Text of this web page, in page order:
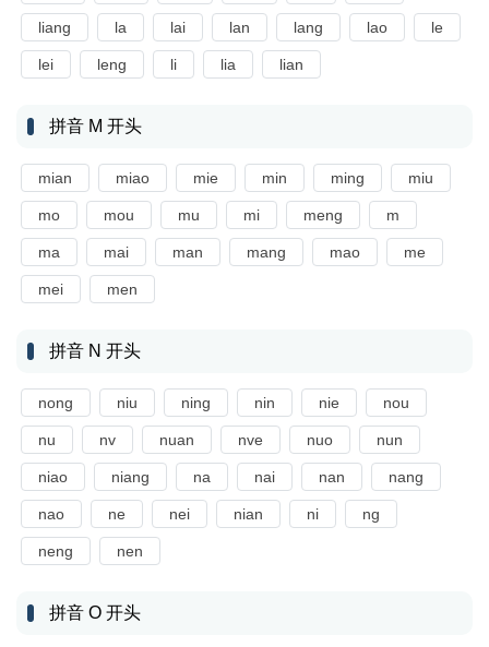
liang la lai lan lang lao le
lei leng li lia lian
拼音 M 开头
mian miao mie min ming miu
mo mou mu mi meng m
ma mai man mang mao me
mei men
拼音 N 开头
nong niu ning nin nie nou
nu nv nuan nve nuo nun
niao niang na nai nan nang
nao ne nei nian ni ng
neng nen
拼音 O 开头